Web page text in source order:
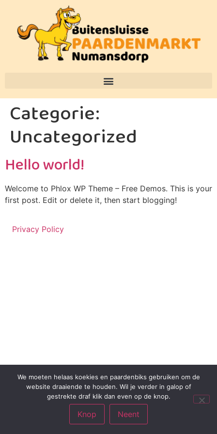
Categorie:
Uncategorized
Hello world!
Welcome to Phlox WP Theme – Free Demos. This is your
first post. Edit or delete it, then start blogging!
Privacy Policy
We moeten helaas koekies en paardenbiks gebruiken om de
website draaiende te houden. Wil je verder in galop of
gestrekte draf klik dan even op de knop.
Knop Neent